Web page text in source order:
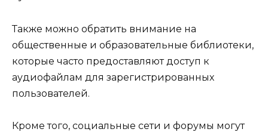
Также можно обратить внимание на
общественные и образовательные библиотеки,
которые часто предоставляют доступ к
аудиофайлам для зарегистрированных
пользователей.
Кроме того, социальные сети и форумы могут